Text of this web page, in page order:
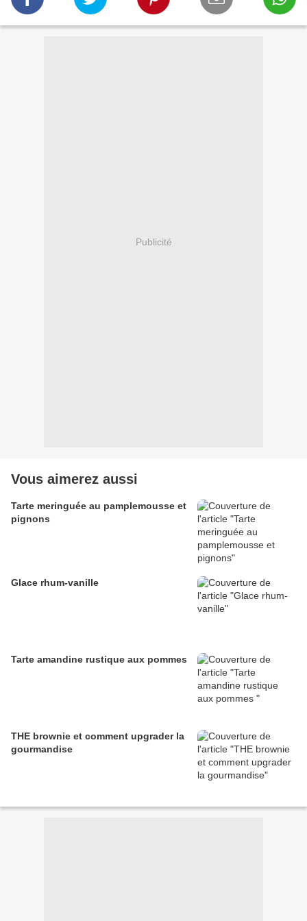
Publicité
Vous aimerez aussi
Tarte meringuée au pamplemousse et
pignons
Glace rhum-vanille
Tarte amandine rustique aux pommes
THE brownie et comment upgrader la
gourmandise